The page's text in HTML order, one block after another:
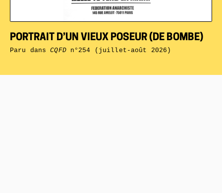
PORTRAIT D’UN VIEUX POSEUR (DE BOMBE)
Paru dansCQFDn°254 (juillet-août 2026)